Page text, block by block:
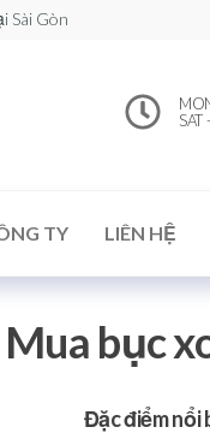
Sài Gòn
0912502060
– Xưởng
Standee
SAT
TY LIÊN HỆ
Mua bục
Đặc điểm nổi